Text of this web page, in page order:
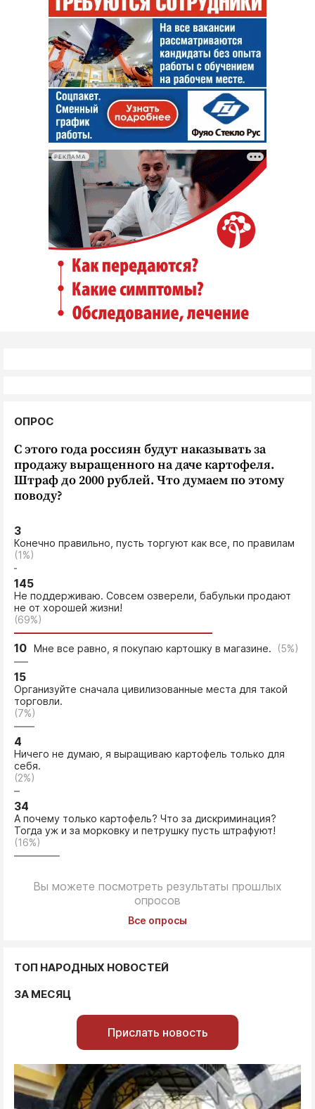
РЕКЛАМА
ОПРОС
С этого года россиян будут наказывать за
продажу выращенного на даче картофеля.
Штраф до 2000 рублей. Что думаем по этому
поводу?
3
Конечно правильно, пусть торгуют как все, по правилам
(1%)
145
Не поддерживаю. Совсем озверели, бабульки продают
не от хорошей жизни!
(69%)
10 Мне все равно, я покупаю картошку в магазине. (5%)
15
Организуйте сначала цивилизованные места для такой
торговли.
(7%)
4
Ничего не думаю, я выращиваю картофель только для
себя.
(2%)
34
А почему только картофель? Что за дискриминация?
Тогда уж и за морковку и петрушку пусть штрафуют!
(16%)
Вы можете посмотреть результаты прошлых
опросов
Все опросы
ТОП НАРОДНЫХ НОВОСТЕЙ
ЗА МЕСЯЦ
Прислать новость